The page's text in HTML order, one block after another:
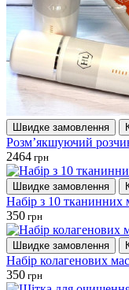
Швидке замовлення
Розм’якшуючий
2464 грн
Швидке замовлення
Набір з 10 тканинних
350 грн
Швидке замовлення
Набір колагенових
350 грн